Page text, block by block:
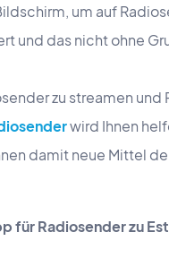
um auf
und das nicht ohne
zu streamen
wird Ihnen
damit neue Mittel
für Radiosender zu